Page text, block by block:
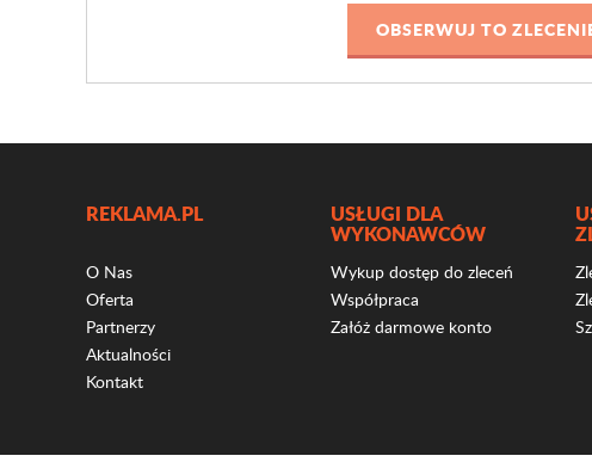
REKLAMA.PL
O Nas
Oferta
Partnerzy
Aktualności
Kontakt
USŁUGI DLA
WYKONAWCÓW
Wykup dostęp do zleceń
Współpraca
Załóż darmowe konto